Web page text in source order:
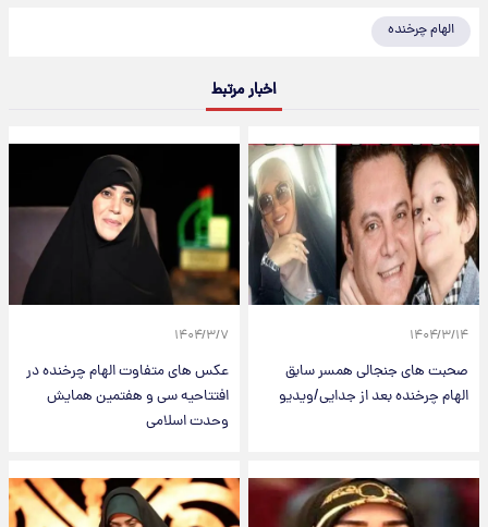
الهام چرخنده
اخبار مرتبط
۱۴۰۴/۳/۱۴
صحبت های جنجالی همسر سابق
الهام چرخنده بعد از جدایی/ویدیو
۱۴۰۴/۳/۷
عکس های متفاوت الهام چرخنده در
افتتاحیه سی و هفتمین همایش
وحدت اسلامی